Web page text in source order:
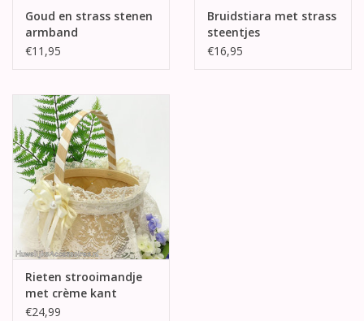
Goud en strass stenen
armband
€11,95
Bruidstiara met strass
steentjes
€16,95
Rieten strooimandje
met crème kant
€24,99